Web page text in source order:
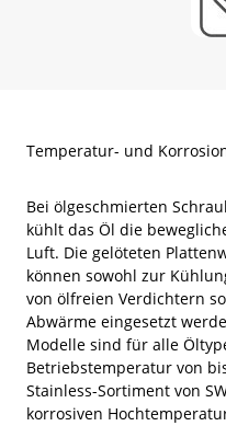
Temperatur- und
Bei ölgeschmierten
kühlt das Öl die
Luft. Die gelöteten
können sowohl zur
von ölfreien Verdichtern
Abwärme eingesetzt
Modelle sind für alle
Betriebstemperatur von
Stainless-Sortiment von
korrosiven